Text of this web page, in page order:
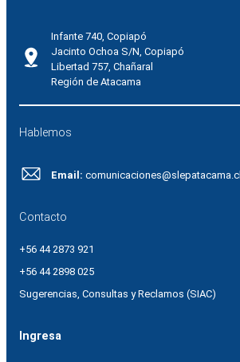
Infante 740, Copiapó
Jacinto Ochoa S/N, Copiapó
Libertad 757, Chañaral
Región de Atacama
Hablemos
Email: comunicaciones@slepatacama.cl
Contacto
+56 44 2873 921
+56 44 2898 025
Sugerencias, Consultas y Reclamos (SIAC)
Ingresa